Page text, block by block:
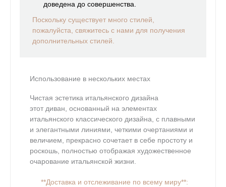
доведена до совершенства.
Поскольку существует много стилей,
пожалуйста, свяжитесь с нами для получения
дополнительных стилей.
Использование в нескольких местах
Чистая эстетика итальянского дизайна
этот диван, основанный на элементах
итальянского классического дизайна, с плавными
и элегантными линиями, четкими очертаниями и
величием, прекрасно сочетает в себе простоту и
роскошь, полностью отображая художественное
очарование итальянской жизни.
**Доставка и отслеживание по всему миру**: